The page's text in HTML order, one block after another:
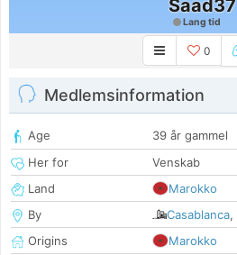
Saad37
Lang tid
0
Medlemsinformation
Age
39 år gammel
Her for
Venskab
Land
Marokko
By
Casablanca,
Origins
Marokko